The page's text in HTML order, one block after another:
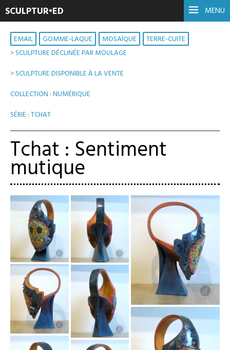
MENU
SCULPTUR•ED
EMAIL GOMME-LAQUE MOSAÏQUE TERRE-CUITE
> SCULPTURE DÉCLINÉE PAR MOULAGE
> SCULPTURE DISPONIBLE À LA VENTE
COLLECTION : NUMÉRIQUE
SÉRIE : TCHAT
Tchat : Sentiment
mutique